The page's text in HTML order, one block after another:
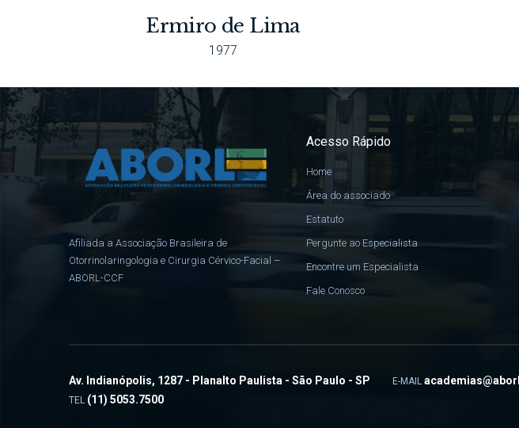
Ermiro de Lima
1977
Afiliada a Associação Brasileira de
Otorrinolaringologia e Cirurgia Cérvico-Facial –
ABORL-CCF
Acesso Rápido
Home
Área do associado
Estatuto
Pergunte ao Especialista
Encontre um Especialista
Fale Conosco
Av. Indianópolis, 1287 - Planalto Paulista - São Paulo - SP E-MAIL
TEL (11) 5053.7500